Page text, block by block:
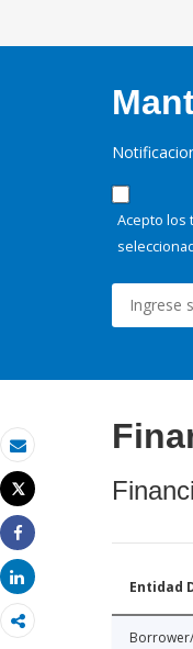
Correo electrónico
Imprimir
Tweet
Share
Share
Acepto los
Entidad